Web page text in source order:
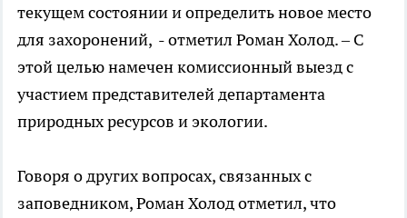
текущем состоянии и определить новое место
для захоронений, - отметил Роман Холод. – С
этой целью намечен комиссионный выезд с
участием представителей департамента
природных ресурсов и экологии.
Говоря о других вопросах, связанных с
заповедником, Роман Холод отметил, что